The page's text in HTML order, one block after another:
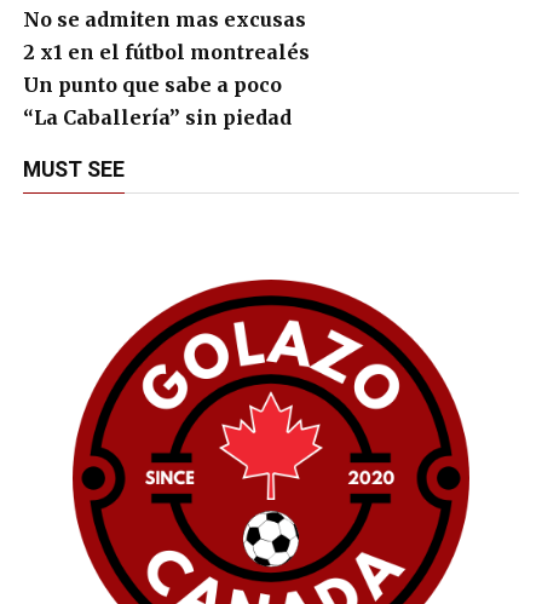
No se admiten mas excusas
2 x1 en el fútbol montrealés
Un punto que sabe a poco
“La Caballería” sin piedad
MUST SEE